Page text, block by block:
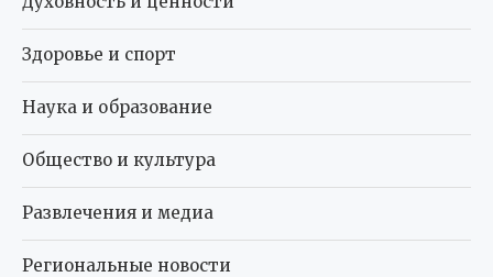
Здоровье и спорт
Наука и образование
Общество и культура
Развлечения и медиа
Региональные новости